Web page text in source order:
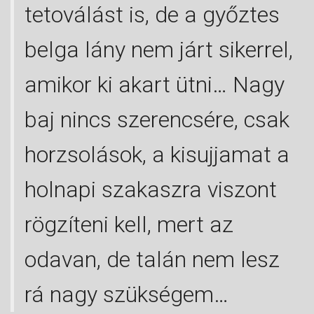
tetoválást is, de a győztes
belga lány nem járt sikerrel,
amikor ki akart ütni… Nagy
baj nincs szerencsére, csak
horzsolások, a kisujjamat a
holnapi szakaszra viszont
rögzíteni kell, mert az
odavan, de talán nem lesz
rá nagy szükségem…